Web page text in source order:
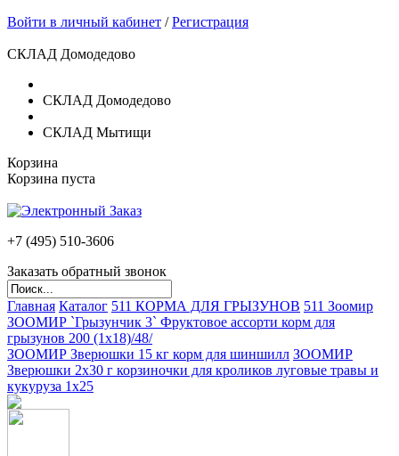
Войти в личный кабинет /Регистрация
СКЛАД Домодедово
СКЛАД Домодедово
СКЛАД Мытищи
Корзина
Корзина пуста
+7 (495) 510-3606
Заказать обратный звонок
Главная Каталог 511 КОРМА ДЛЯ ГРЫЗУНОВ 511 Зоомир
ЗООМИР `Грызунчик 3` Фруктовое ассорти корм для
грызунов 200 (1х18)/48/
ЗООМИР Зверюшки 15 кг корм для шиншилл ЗООМИР
Зверюшки 2х30 г корзиночки для кроликов луговые травы и
кукуруза 1х25